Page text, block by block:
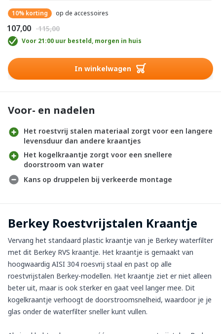
10% korting op de accessoires
€ 107,00 € 115,00
Voor 21:00 uur besteld, morgen in huis
In winkelwagen
Voor- en nadelen
Het roestvrij stalen materiaal zorgt voor een langere
levensduur dan andere kraantjes
Het kogelkraantje zorgt voor een snellere
doorstroom van water
Kans op druppelen bij verkeerde montage
Berkey Roestvrijstalen Kraantje
Vervang het standaard plastic kraantje van je Berkey waterfilter
met dit Berkey RVS kraantje. Het kraantje is gemaakt van
hoogwaardig AISI 304 roesvrij staal en past op alle
roestvrijstalen Berkey-modellen. Het kraantje ziet er niet alleen
beter uit, maar is ook sterker en gaat veel langer mee. Dit
kogelkraantje verhoogt de doorstroomsnelheid, waardoor je je
glas onder de waterfilter sneller kunt vullen.